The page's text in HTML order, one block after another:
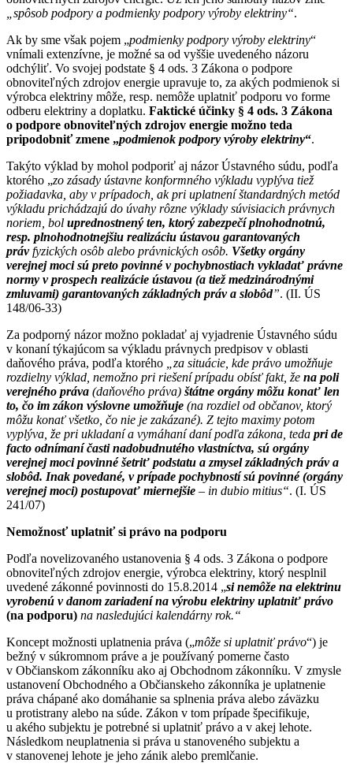
„spôsob podpory a podmienky podpory výroby elektriny“.
Ak by sme však pojem „podmienky podpory výroby elektriny“
vnímali extenzívne, je možné sa od vyššie uvedeného názoru
odchýliť. Vo svojej podstate § 4 ods. 3 Zákona o podpore
obnoviteľných zdrojov energie upravuje to, za akých podmienok si
výrobca elektriny môže, resp. nemôže uplatniť podporu vo forme
odberu elektriny a doplatku. Faktické účinky § 4 ods. 3 Zákona
o podpore obnoviteľných zdrojov energie možno teda
pripodobniť zmene „podmienok podpory výroby elektriny“.
Takýto výklad by mohol podporiť aj názor Ústavného súdu, podľa
ktorého „zo zásady ústavne konformného výkladu vyplýva tiež
požiadavka, aby v prípadoch, ak pri uplatnení štandardných metód
výkladu prichádzajú do úvahy rôzne výklady súvisiacich právnych
noriem, bol uprednostnený ten, ktorý zabezpečí plnohodnotnú,
resp. plnohodnotnejšiu realizáciu ústavou garantovaných
právfyzických osôb alebo právnických osôb. Všetky orgány
verejnej moci sú preto povinné v pochybnostiach vykladať právne
normy v prospech realizácie ústavou (a tiež medzinárodnými
zmluvami) garantovaných základných práv a slobôd”. (II. ÚS
148/06-33)
Za podporný názor možno pokladať aj vyjadrenie Ústavného súdu
v konaní týkajúcom sa výkladu právnych predpisov v oblasti
daňového práva, podľa ktorého
„za situácie, kde právo umožňuje
rozdielny výklad, nemožno pri riešení prípadu obísť fakt, že na poli
verejného práva (daňového práva) štátne orgány môžu konať len
to, čo im zákon výslovne umožňuje (na rozdiel od občanov, ktorý
môžu konať všetko, čo nie je zakázané). Z tejto maximy potom
vyplýva, že pri ukladaní a vymáhaní daní podľa zákona, teda pri de
facto odnímaní časti nadobudnutého vlastníctva, sú orgány
verejnej moci povinné šetriť podstatu a zmysel základných práv a
slobôd. Inak povedané, v prípade pochybností sú povinné (orgány
verejnej moci) postupovať miernejšie – in dubio mitius“. (I. ÚS
241/07)
Nemožnosť uplatniť si právo na podporu
Podľa novelizovaného ustanovenia § 4 ods. 3 Zákona o podpore
obnoviteľných zdrojov energie, výrobca elektriny, ktorý nesplnil
uvedené zákonné povinnosti do 15.8.2014 „si nemôže na elektrinu
vyrobenú v danom zariadení na výrobu elektriny uplatniť právo
(na podporu) na nasledujúci kalendárny rok.“
Koncept možnosti uplatnenia práva („môže si uplatniť právo“) je
bežný v súkromnom práve a je používaný pomerne často
v Občianskom zákonníku ako aj Obchodnom zákonníku. V zmysle
ustanovení Obchodného a Občianskeho zákonníka je uplatnenie
práva chápané ako domáhanie sa splnenia práva alebo záväzku
u protistrany alebo na súde. Zákon v tom prípade špecifikuje,
u akého subjektu je potrebné si uplatniť právo a v akej lehote.
Následkom neuplatnenia si práva u stanoveného subjektu a
v stanovenej lehote je jeho zánik alebo premlčanie.